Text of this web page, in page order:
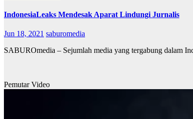
IndonesiaLeaks Mendesak Aparat Lindungi Jurnalis
Jun 18, 2021 saburomedia
SABUROmedia – Sejumlah media yang tergabung dalam
Pemutar Video